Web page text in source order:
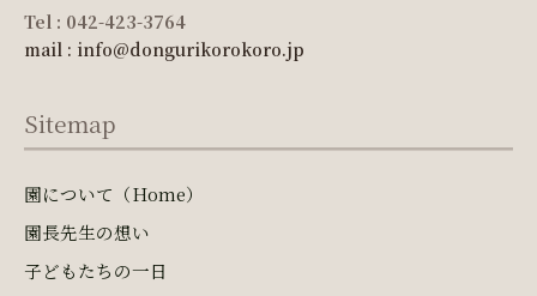
Tel : 042-423-3764
mail : info@dongurikorokoro.jp
Sitemap
園について（Home）
園長先生の想い
子どもたちの一日